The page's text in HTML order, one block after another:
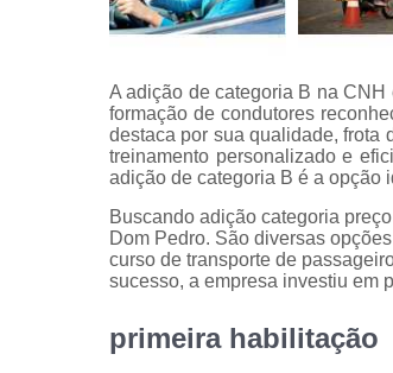
A adição de categoria B na
formação de condutores
destaca por sua qualidade, frota
treinamento personalizado e
adição de categoria B é a opção
Buscando adição categoria
Dom Pedro. São diversas
curso de transporte de
sucesso, a empresa investiu em
primeira habilitação